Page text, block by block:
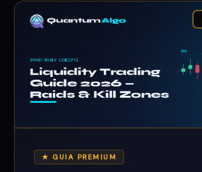
★ GUIA PREMIUM